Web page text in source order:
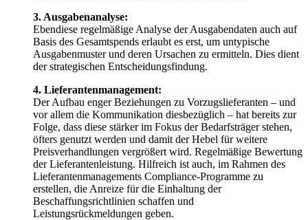
3. Ausgabenanalyse:
Ebendiese regelmäßige Analyse der Ausgabendaten auch auf
Basis des Gesamtspends erlaubt es erst, um untypische
Ausgabenmuster und deren Ursachen zu ermitteln. Dies dient
der strategischen Entscheidungsfindung.
4. Lieferantenmanagement:
Der Aufbau enger Beziehungen zu Vorzugslieferanten – und
vor allem die Kommunikation diesbezüglich – hat bereits zur
Folge, dass diese stärker im Fokus der Bedarfsträger stehen,
öfters genutzt werden und damit der Hebel für weitere
Preisverhandlungen vergrößert wird. Regelmäßige Bewertung
der Lieferantenleistung. Hilfreich ist auch, im Rahmen des
Lieferantenmanagements Compliance-Programme zu
erstellen, die Anreize für die Einhaltung der
Beschaffungsrichtlinien schaffen und
Leistungsrückmeldungen geben.